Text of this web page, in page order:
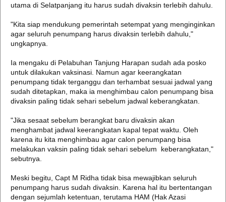
utama di Selatpanjang itu harus sudah divaksin terlebih dahulu.
"Kita siap mendukung pemerintah setempat yang menginginkan
agar seluruh penumpang harus divaksin terlebih dahulu,"
ungkapnya.
Ia mengaku di Pelabuhan Tanjung Harapan sudah ada posko
untuk dilakukan vaksinasi. Namun agar keerangkatan
penumpang tidak terganggu dan terhambat sesuai jadwal yang
sudah ditetapkan, maka ia menghimbau calon penumpang bisa
divaksin paling tidak sehari sebelum jadwal keberangkatan.
"Jika sesaat sebelum berangkat baru divaksin akan
menghambat jadwal keerangkatan kapal tepat waktu. Oleh
karena itu kita menghimbau agar calon penumpang bisa
melakukan vaksin paling tidak sehari sebelum keberangkatan,"
sebutnya.
Meski begitu, Capt M Ridha tidak bisa mewajibkan seluruh
penumpang harus sudah divaksin. Karena hal itu bertentangan
dengan sejumlah ketentuan, terutama HAM (Hak Azasi